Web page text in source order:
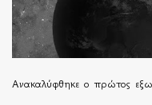
Ανακαλύφθηκε ο πρώτος